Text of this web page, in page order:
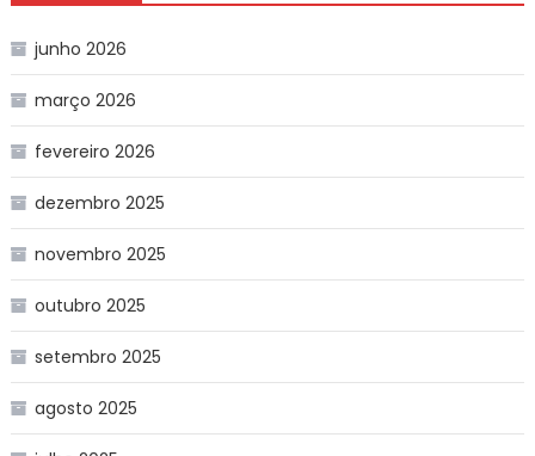
junho 2026
março 2026
fevereiro 2026
dezembro 2025
novembro 2025
outubro 2025
setembro 2025
agosto 2025